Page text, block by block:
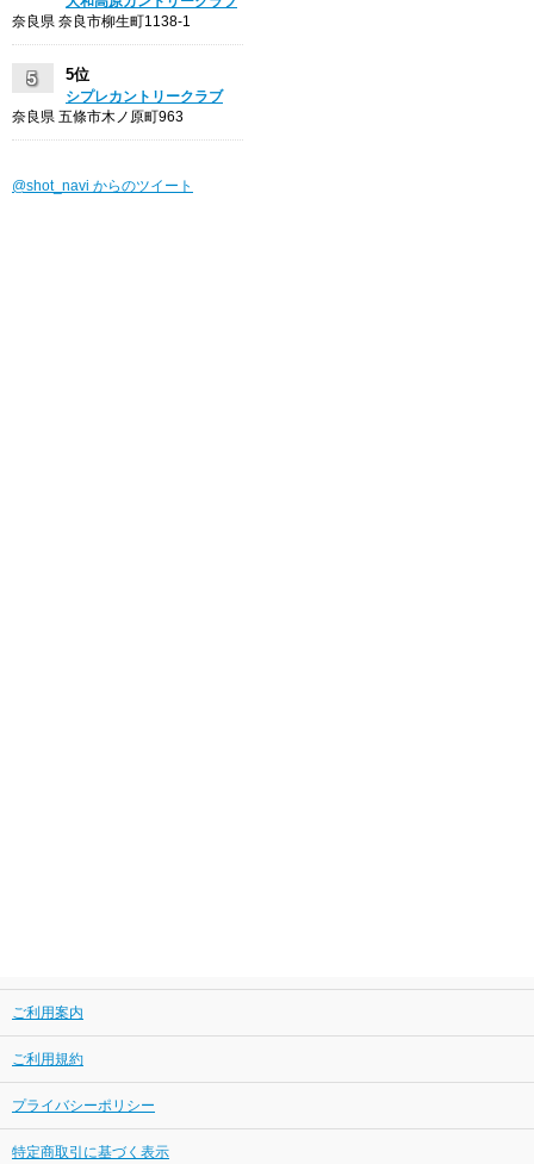
奈良県 奈良市柳生町1138-1
5位
シプレカントリークラブ
奈良県 五條市木ノ原町963
@shot_navi からのツイート
ご利用案内
ご利用規約
プライバシーポリシー
特定商取引に基づく表示